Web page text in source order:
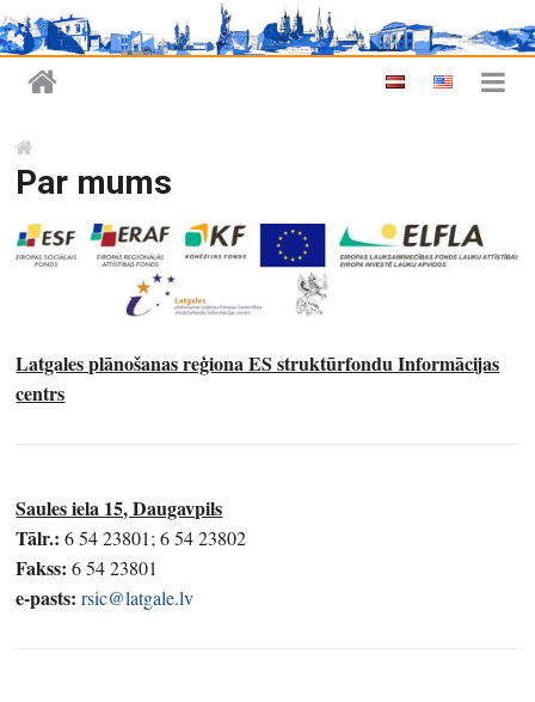
Par mums
Latgales plānošanas reģiona ES struktūrfondu Informācijas
centrs
Saules iela 15, Daugavpils
Tālr.: 6 54 23801; 6 54 23802
Fakss: 6 54 23801
e-pasts: rsic@latgale.lv